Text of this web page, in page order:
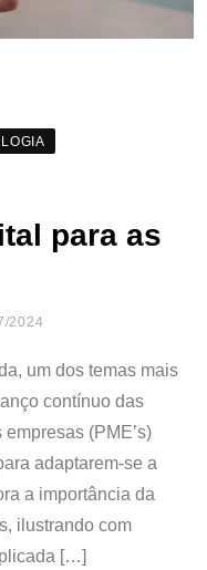
para as
2024
um dos temas mais
contínuo das
(PME’s)
adaptarem-se a
a importância da
ilustrando com
[…]